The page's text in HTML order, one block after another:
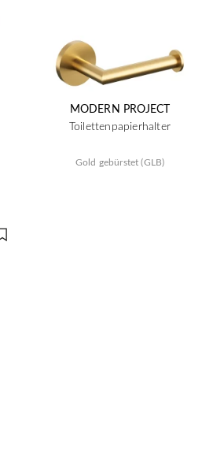
MODERN PROJECT
Toilettenpapierhalter
Gold gebürstet (GLB)